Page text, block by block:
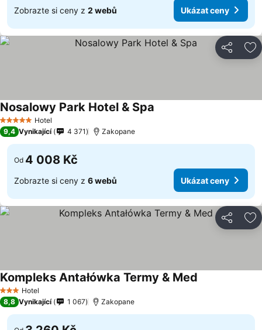
Zobrazte si ceny z 2 webů Ukázat ceny
Sdílet
5 Počet hvězdiček
Hotel
Nosalowy Park Hotel & Spa
9,4 Vynikající 4 371 Zakopane
Od 4 008 Kč
Zobrazte si ceny z 6 webů Ukázat ceny
Sdílet
3 Počet hvězdiček
Hotel
Kompleks Antałówka Termy & Med
8,8 Vynikající 1 067 Zakopane